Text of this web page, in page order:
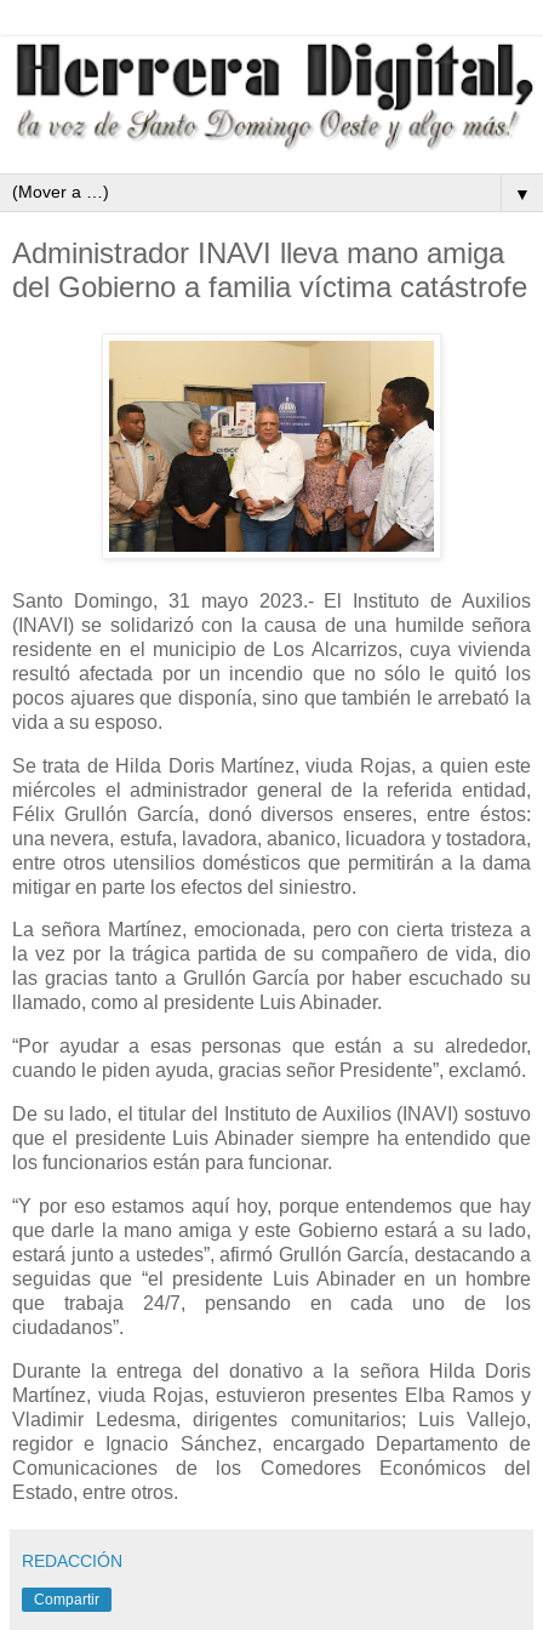
▼
Administrador INAVI lleva mano amiga
del Gobierno a familia víctima catástrofe
Santo Domingo, 31 mayo 2023.- El Instituto de Auxilios
(INAVI) se solidarizó con la causa de una humilde señora
residente en el municipio de Los Alcarrizos, cuya vivienda
resultó afectada por un incendio que no sólo le quitó los
pocos ajuares que disponía, sino que también le arrebató la
vida a su esposo.
Se trata de Hilda Doris Martínez, viuda Rojas, a quien este
miércoles el administrador general de la referida entidad,
Félix Grullón García, donó diversos enseres, entre éstos:
una nevera, estufa, lavadora, abanico, licuadora y tostadora,
entre otros utensilios domésticos que permitirán a la dama
mitigar en parte los efectos del siniestro.
La señora Martínez, emocionada, pero con cierta tristeza a
la vez por la trágica partida de su compañero de vida, dio
las gracias tanto a Grullón García por haber escuchado su
llamado, como al presidente Luis Abinader.
“Por ayudar a esas personas que están a su alrededor,
cuando le piden ayuda, gracias señor Presidente”, exclamó.
De su lado, el titular del Instituto de Auxilios (INAVI) sostuvo
que el presidente Luis Abinader siempre ha entendido que
los funcionarios están para funcionar.
“Y por eso estamos aquí hoy, porque entendemos que hay
que darle la mano amiga y este Gobierno estará a su lado,
estará junto a ustedes”, afirmó Grullón García, destacando a
seguidas que “el presidente Luis Abinader en un hombre
que trabaja 24/7, pensando en cada uno de los
ciudadanos”.
Durante la entrega del donativo a la señora Hilda Doris
Martínez, viuda Rojas, estuvieron presentes Elba Ramos y
Vladimir Ledesma, dirigentes comunitarios; Luis Vallejo,
regidor e Ignacio Sánchez, encargado Departamento de
Comunicaciones de los Comedores Económicos del
Estado, entre otros.
REDACCIÓN
Compartir